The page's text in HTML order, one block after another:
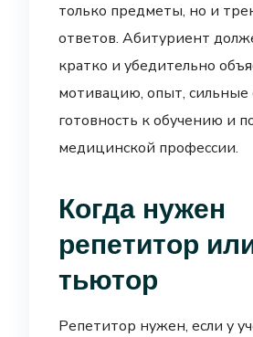
только предметы, но и
ответов. Абитуриент
кратко и убедительно
мотивацию, опыт, сильные
готовность к обучению и
медицинской профессии.
Когда нужен
репетитор
тьютор
Репетитор нужен, если у